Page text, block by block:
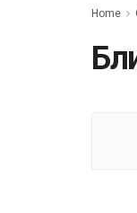
Home